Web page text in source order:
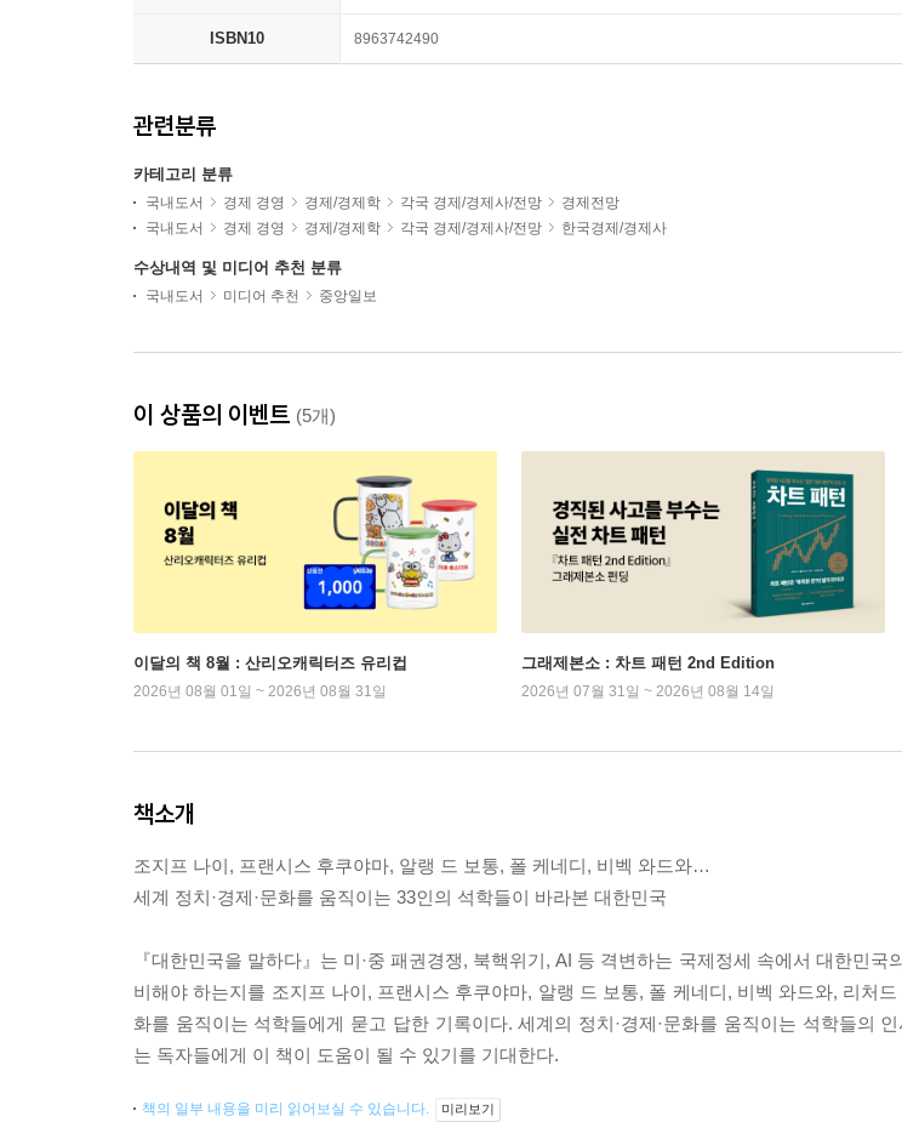
ISBN10 8963742490
관련분류
카테고리 분류
국내도서 경제 경영 경제/경제학 각국 경제/경제사/전망
경제전망
국내도서
경제 경영 경제/경제학 각국 경제/경제사/전망 한국경제/경제사
수상내역 및 미디어 추천 분류
국내도서 미디어 추천 중앙일보
이 상품의 이벤트 (5개)
이달의 책 8월 : 산리오캐릭터즈 유리컵
2026년 08월 01일 ~ 2026년 08월 31일
그래제본소 : 차트 패턴 2nd Edition
2026년 07월 31일 ~ 2026년 08월 14일
책소개
조지프 나이, 프랜시스 후쿠야마, 알랭 드 보통, 폴 케네디, 비벡 와드와…
세계 정치·경제·문화를 움직이는 33인의 석학들이 바라본 대한민국
『대한민국을 말하다』는 미·중 패권경쟁, 북핵위기, AI 등 격변하는 국제정세 속에서 대한민
비해야 하는지를 조지프 나이, 프랜시스 후쿠야마, 알랭 드 보통, 폴 케네디, 비벡 와드와, 리처
화를 움직이는 석학들에게 묻고 답한 기록이다. 세계의 정치·경제·문화를 움직이는 석학들의
는 독자들에게 이 책이 도움이 될 수 있기를 기대한다.
책의 일부 내용을 미리 읽어보실 수 있습니다. 미리보기